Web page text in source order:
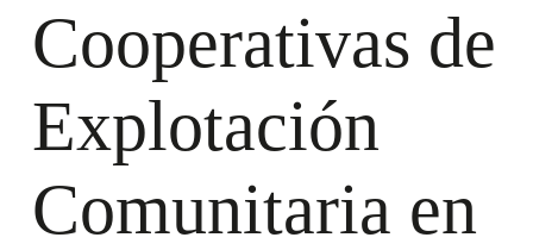
Cooperativas de
Explotación
Comunitaria en